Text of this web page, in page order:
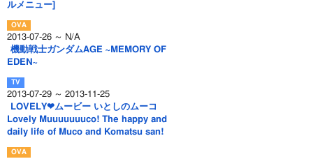
ルメニュー]
2013-07-26 ～ N/A
機動戦士ガンダムAGE ~MEMORY OF
EDEN~
2013-07-29 ～ 2013-11-25
LOVELY❤ムービー いとしのムーコ
Lovely Muuuuuuuco! The happy and
daily life of Muco and Komatsu san!